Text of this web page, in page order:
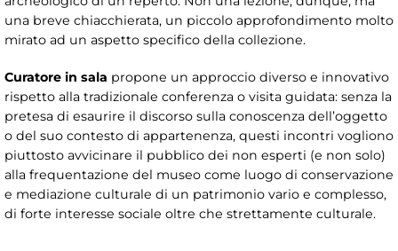
una breve chiacchierata, un piccolo approfondimento molto
mirato ad un aspetto specifico della collezione.
Curatore in sala propone un approccio diverso e innovativo
rispetto alla tradizionale conferenza o visita guidata: senza la
pretesa di esaurire il discorso sulla conoscenza dell’oggetto
o del suo contesto di appartenenza, questi incontri vogliono
piuttosto avvicinare il pubblico dei non esperti (e non solo)
alla frequentazione del museo come luogo di conservazione
e mediazione culturale di un patrimonio vario e complesso,
di forte interesse sociale oltre che strettamente culturale.